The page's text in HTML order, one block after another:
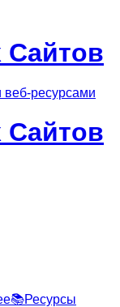
Сайтов
веб-ресурсами
Сайтов
📚Ресурсы